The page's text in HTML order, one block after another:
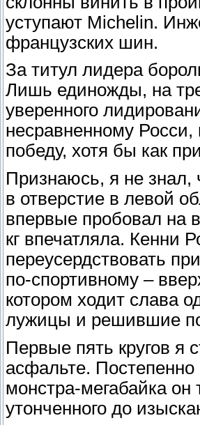
уступают Michelin.
французских шин.
За титул лидера
Лишь единожды, на
уверенного
несравненному
победу, хотя бы как
Признаюсь, я не знал,
в отверстие в левой
впервые пробовал на
кг впечатляла. Кенни
переусердствовать
по-спортивному –
котором ходит слава
лужицы и решившие
Первые пять кругов я
асфальте.
монстра-мегабайка
утонченного до